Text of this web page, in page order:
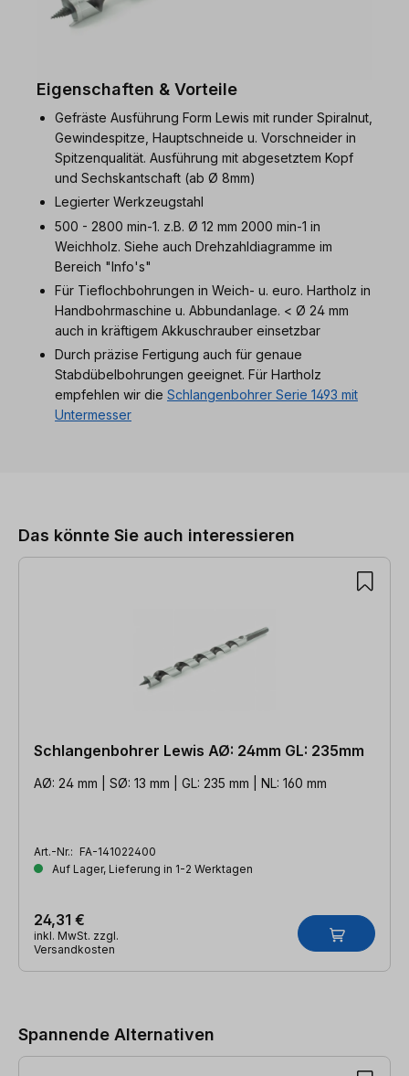
Eigenschaften & Vorteile
Gefräste Ausführung Form Lewis mit runder Spiralnut,
Gewindespitze, Hauptschneide u. Vorschneider in
Spitzenqualität. Ausführung mit abgesetztem Kopf
und Sechskantschaft (ab Ø 8mm)
Legierter Werkzeugstahl
500 - 2800 min-1. z.B. Ø 12 mm 2000 min-1 in
Weichholz. Siehe auch Drehzahldiagramme im
Bereich "Info's"
Für Tieflochbohrungen in Weich- u. euro. Hartholz in
Handbohrmaschine u. Abbundanlage. < Ø 24 mm
auch in kräftigem Akkuschrauber einsetzbar
Durch präzise Fertigung auch für genaue
Stabdübelbohrungen geeignet. Für Hartholz
empfehlen wir die Schlangenbohrer Serie 1493 mit
Untermesser
Das könnte Sie auch interessieren
Schlangenbohrer Lewis AØ: 24mm GL: 235mm
AØ: 24 mm | SØ: 13 mm | GL: 235 mm | NL: 160 mm
Art.-Nr.: FA-141022400
Auf Lager, Lieferung in 1-2 Werktagen
24,31 €
inkl. MwSt. zzgl.
Versandkosten
Spannende Alternativen